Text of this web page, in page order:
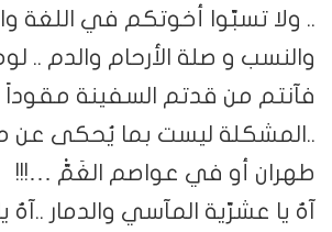
.. ولا تسبّوا أخوتكم في اللغة
والنسب و صلة الأرحام والدم ..
فآنتم من قدتم السفينة مقوداً
..المشكلة ليست بما يُحكى عن
طهران أو في عواصم الغَمّْ …!!!
آهٌ يا عشرّية المآسي والدمار ..آهٌ